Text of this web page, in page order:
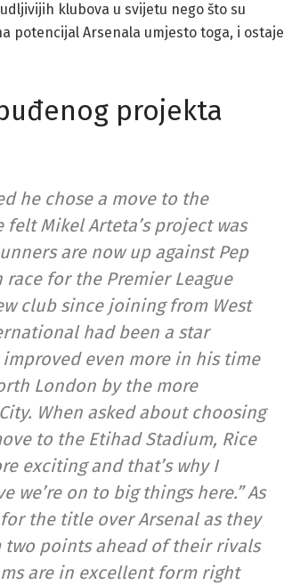
klubova u svijetu nego što su
potencijal Arsenala umjesto toga, i ostaje
projekta
he chose a move to the
Mikel Arteta’s project was
are now up against Pep
for the Premier League
club since joining from West
had been a star
even more in his time
London by the more
When asked about choosing
to the Etihad Stadium, Rice
exciting and that’s why I
we’re on to big things here.” As
the title over Arsenal as they
two points ahead of their rivals
are in excellent form right